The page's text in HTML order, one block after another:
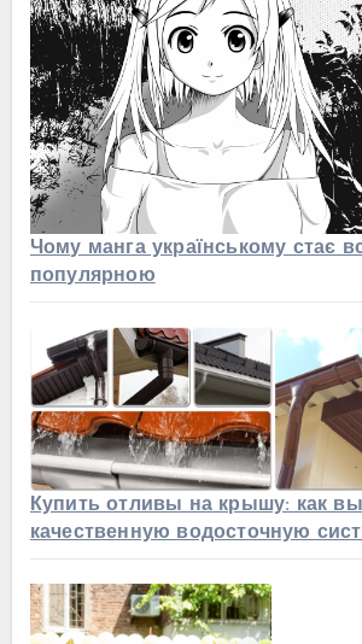
Чому манга українському стає
популярною
Купить отливы на крышу: как
качественную водосточную